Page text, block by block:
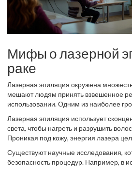
Мифы о лазерной
раке
Лазерная эпиляция окружена
мешают людям принять взвешенное
использовании. Одним из наиболее
кожи. Однако, чтобы развеять этот
как именно работает лазер.
Лазерная эпиляция использует
света, чтобы нагреть и разрушить
Проникая под кожу, энергия лазера
и не затрагивает окружающие ткани.
глубины проникновения лазера,
Существуют научные исследования,
безопасность процедур. Например, в